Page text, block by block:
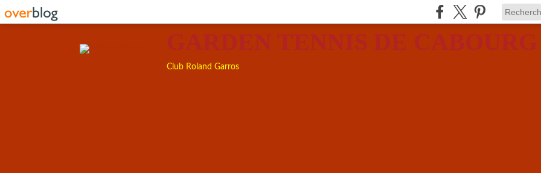
GARDEN TENNIS DE CABOURG
Club Roland Garros